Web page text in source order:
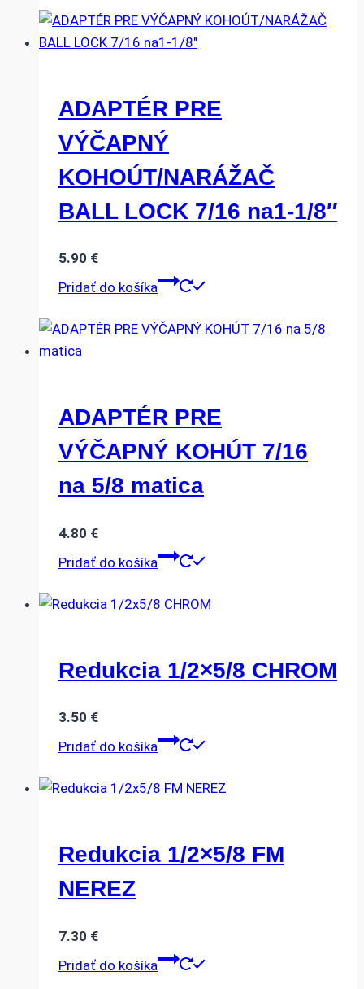
ADAPTÉR PRE
VÝČAPNÝ
KOHOÚT/NARÁŽAČ
BALL LOCK 7/16 na1-1/8″
5.90 €
Pridať do košíka
ADAPTÉR PRE
VÝČAPNÝ KOHÚT 7/16
na 5/8 matica
4.80 €
Pridať do košíka
Redukcia 1/2×5/8 CHROM
3.50 €
Pridať do košíka
Redukcia 1/2×5/8 FM
NEREZ
7.30 €
Pridať do košíka